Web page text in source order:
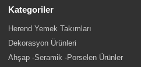
Kategoriler
Herend Yemek Takımları
Dekorasyon Ürünleri
Ahşap -Seramik -Porselen Ürünler